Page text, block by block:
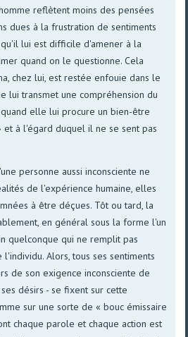
reflètent moins des pensées
dues à la frustration de sentiments
qu'il lui est difficile d'amener à la
quand on le questionne. Cela
chez lui, est restée enfouie dans le
lui transmet une compréhension du
elle lui procure un bien-être
à l'égard duquel il ne se sent pas
personne aussi inconsciente ne
de l'expérience humaine, elles
à être déçues. Tôt ou tard, la
en général sous la forme l'un
quelconque qui ne remplit pas
Alors, tous ses sentiments
de son exigence inconsciente de
désirs - se fixent sur cette
sur une sorte de « bouc émissaire
chaque parole et chaque action est